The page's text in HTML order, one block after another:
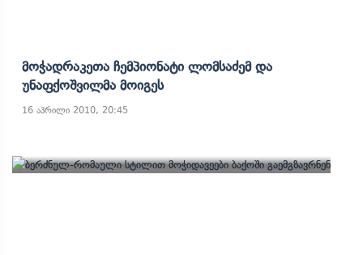
Მოჭადრაკეთა Ჩემპიონატი Ლომსაძემ Და
Უნაფქოშვილმა Მოიგეს
16 აპრილი 2010, 20:45